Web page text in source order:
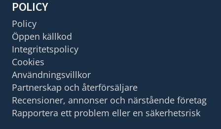
POLICY
Policy
Öppen källkod
Integritetspolicy
Cookies
Användningsvillkor
Partnerskap och återförsäljare
Recensioner, annonser och närstående företag
Rapportera ett problem eller en säkerhetsrisk